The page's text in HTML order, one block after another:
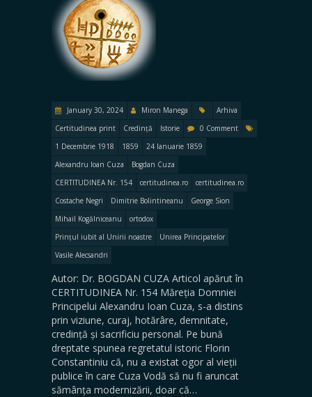
January 30, 2024 Miron Manega
Arhiva
Certitudinea print
Credință Istorie
0 Comment
1 Decembrie 1918
1859
24 Ianuarie 1859
Alexandru Ioan Cuza
Bogdan Cuza
CERTITUDINEA Nr. 154
certitudinea.ro
certitudinea.ro
Costache Negri
Dimitrie Bolintineanu
George Sion
Mihail Kogălniceanu
ortodox
Prințul iubit al Unirii noastre
Unirea Principatelor
Vasile Alecsandri
Autor: Dr. BOGDAN CUZA Articol apărut în
CERTITUDINEA Nr. 154 Măreția Domniei
Principelui Alexandru Ioan Cuza, s-a distins
prin viziune, curaj, hotărâre, demnitate,
credință și sacrificiu personal. Pe bună
dreptate spunea regretatul istoric Florin
Constantiniu că, nu a existat ogor al vieții
publice în care Cuza Vodă să nu fi aruncat
sămânța modernizării, doar că…